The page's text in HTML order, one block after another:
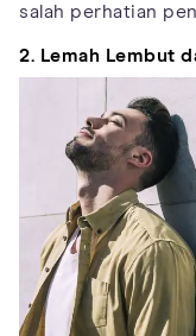
salah perhatian
2. Lemah Lembut